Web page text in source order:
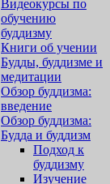
Видеокурсы по
обучению
буддизму
Книги об учении
Будды, буддизме и
медитации
Обзор буддизма:
введение
Обзор буддизма:
Будда и буддизм
Подход к
буддизму
Изучение